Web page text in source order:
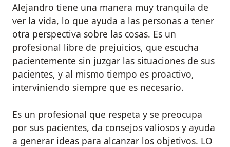
Alejandro tiene una manera muy tranquila de
ver la vida, lo que ayuda a las personas a tener
otra perspectiva sobre las cosas. Es un
profesional libre de prejuicios, que escucha
pacientemente sin juzgar las situaciones de sus
pacientes, y al mismo tiempo es proactivo,
interviniendo siempre que es necesario.
Es un profesional que respeta y se preocupa
por sus pacientes, da consejos valiosos y ayuda
a generar ideas para alcanzar los objetivos. LO